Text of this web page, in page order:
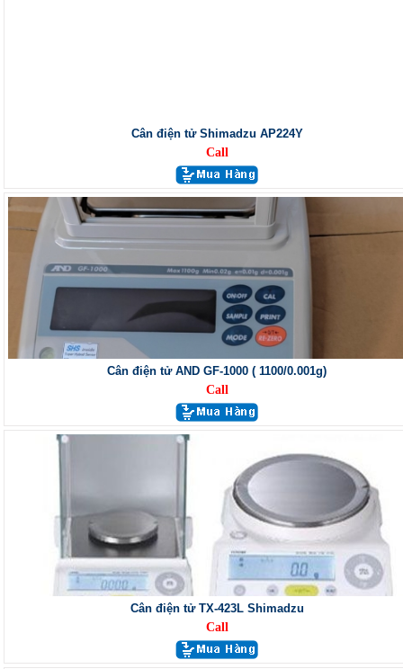
Cân điện tử Shimadzu AP224Y
Call
Cân điện tử AND GF-1000 ( 1100/0.001g)
Call
Cân điện tử TX-423L Shimadzu
Call